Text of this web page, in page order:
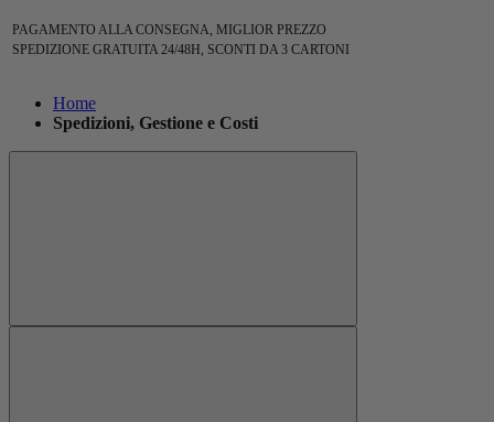
PAGAMENTO ALLA CONSEGNA, MIGLIOR PREZZO
SPEDIZIONE GRATUITA 24/48H, SCONTI DA 3 CARTONI
Home
Spedizioni, Gestione e Costi